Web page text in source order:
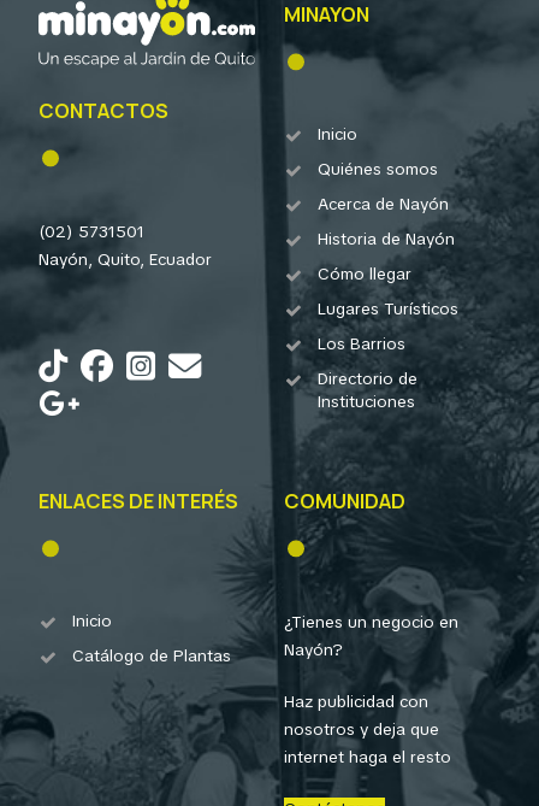
CONTACTOS
(02) 5731501
Nayón, Quito, Ecuador
MINAYON
Inicio
Quiénes somos
Acerca de Nayón
Historia de Nayón
Cómo llegar
Lugares Turísticos
Los Barrios
Directorio de
Instituciones
ENLACES DE INTERÉS
Inicio
Catálogo de Plantas
COMUNIDAD
¿Tienes un negocio en
Nayón?
Haz publicidad con
nosotros y deja que
internet haga el resto